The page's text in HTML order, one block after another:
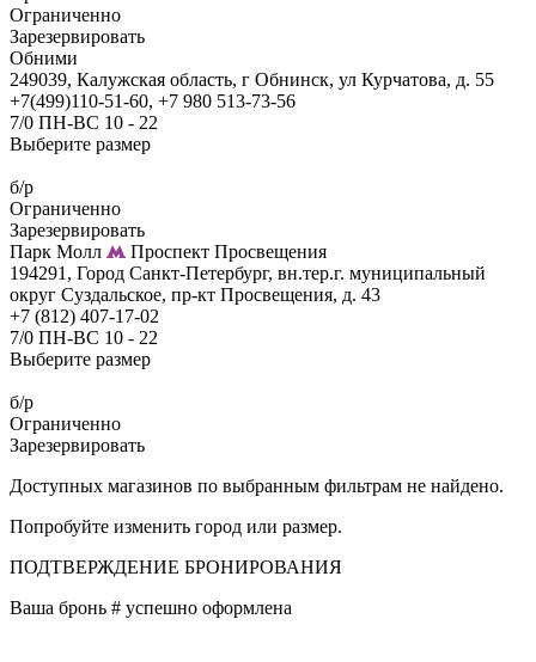
Ограниченно
Зарезервировать
Обними
249039, Калужская область, г Обнинск, ул Курчатова, д. 55
+7(499)110-51-60, +7 980 513-73-56
7/0 ПН-ВС 10 - 22
Выберите размер
б/р
Ограниченно
Зарезервировать
Парк Молл
Проспект Просвещения
194291, Город Санкт-Петербург, вн.тер.г. муниципальный
округ Суздальское, пр-кт Просвещения, д. 43
+7 (812) 407-17-02
7/0 ПН-ВС 10 - 22
Выберите размер
б/р
Ограниченно
Зарезервировать
Доступных магазинов по выбранным фильтрам не найдено.
Попробуйте изменить город или размер.
ПОДТВЕРЖДЕНИЕ БРОНИРОВАНИЯ
Ваша бронь # успешно оформлена